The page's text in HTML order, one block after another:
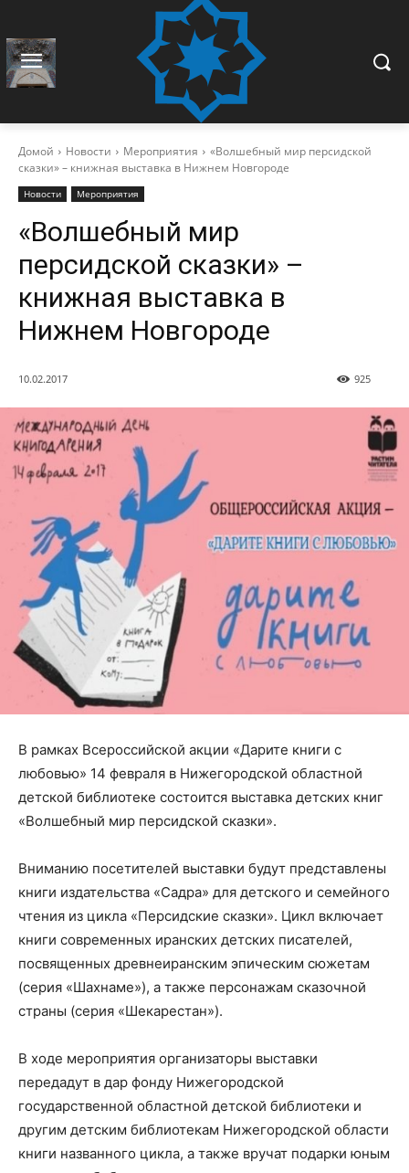
Домой Новости Мероприятия
«Волшебный мир персидской
сказки» – книжная выставка в Нижнем Новгороде
Новости Мероприятия
«Волшебный мир
персидской сказки» –
книжная выставка в
Нижнем Новгороде
10.02.2017 925
В рамках Всероссийской акции «Дарите книги с
любовью» 14 февраля в Нижегородской областной
детской библиотеке состоится выставка детских книг
«Волшебный мир персидской сказки».
Вниманию посетителей выставки будут представлены
книги издательства «Садра» для детского и семейного
чтения из цикла «Персидские сказки». Цикл включает
книги современных иранских детских писателей,
посвященных древнеиранским эпическим сюжетам
(серия «Шахнаме»), а также персонажам сказочной
страны (серия «Шекарестан»).
В ходе мероприятия организаторы выставки
передадут в дар фонду Нижегородской
государственной областной детской библиотеки и
другим детским библиотекам Нижегородской области
книги названного цикла, а также вручат подарки юным